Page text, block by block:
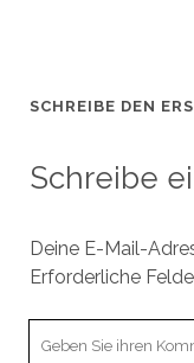
SCHREIBE DEN
Schreibe
Deine E-Mail-
Erforderliche